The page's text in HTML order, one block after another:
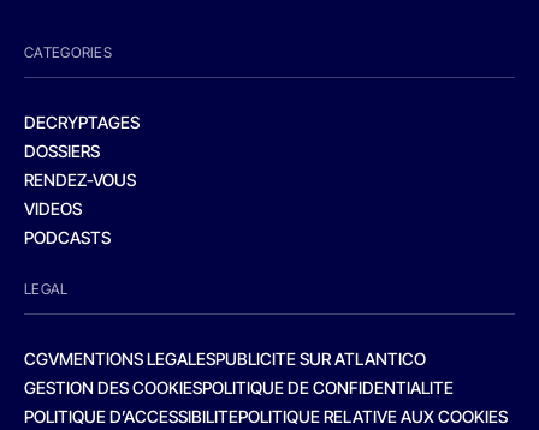
CATEGORIES
DECRYPTAGES
DOSSIERS
RENDEZ-VOUS
VIDEOS
PODCASTS
LEGAL
CGVMENTIONS LEGALESPUBLICITE SUR ATLANTICO
GESTION DES COOKIESPOLITIQUE DE CONFIDENTIALITE
POLITIQUE D’ACCESSIBILITEPOLITIQUE RELATIVE AUX COOKIES